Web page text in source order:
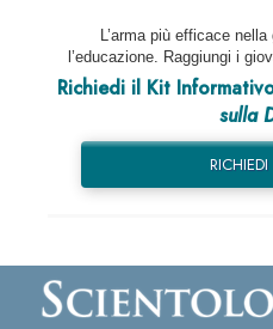
L’arma più efficace
l’educazione. Raggiungi i
Richiedi il Kit
sulla